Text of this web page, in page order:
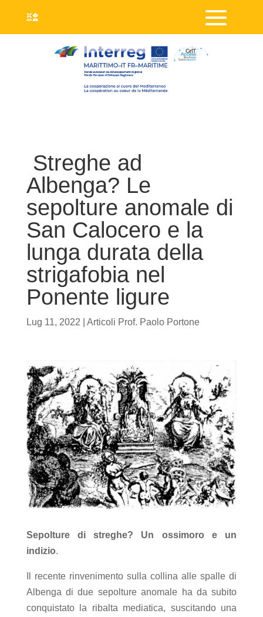
Streghe ad
Albenga? Le
sepolture anomale di
San Calocero e la
lunga durata della
strigafobia nel
Ponente ligure
Lug 11, 2022 Articoli Prof. Paolo Portone
Sepolture di streghe? Un ossimoro e un
indizio.
Il recente rinvenimento sulla collina alle spalle di
Albenga di due sepolture anomale ha da subito
conquistato la ribalta mediatica, suscitando una